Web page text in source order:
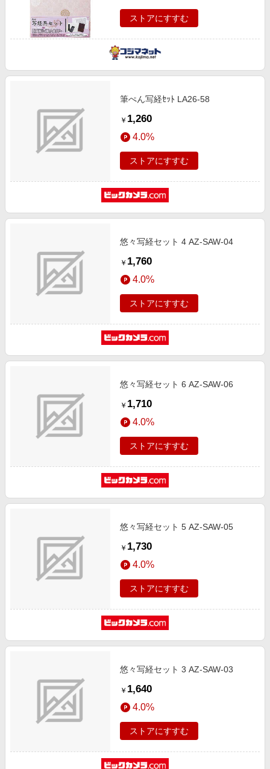
ストアにすすむ
筆ぺん写経ｾｯﾄ LA26-58
￥ 1,260
4.0%
ストアにすすむ
悠々写経セット 4 AZ-SAW-04
￥ 1,760
4.0%
ストアにすすむ
悠々写経セット 6 AZ-SAW-06
￥ 1,710
4.0%
ストアにすすむ
悠々写経セット 5 AZ-SAW-05
￥ 1,730
4.0%
ストアにすすむ
悠々写経セット 3 AZ-SAW-03
￥ 1,640
4.0%
ストアにすすむ